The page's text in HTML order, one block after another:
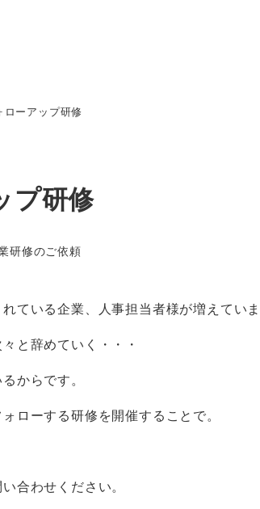
ローアップ研修
プ研修
研修のご依頼
ている企業、人事担当者様が増えていま
と辞めていく・・・
からです。
ローする研修を開催することで。
合わせください。